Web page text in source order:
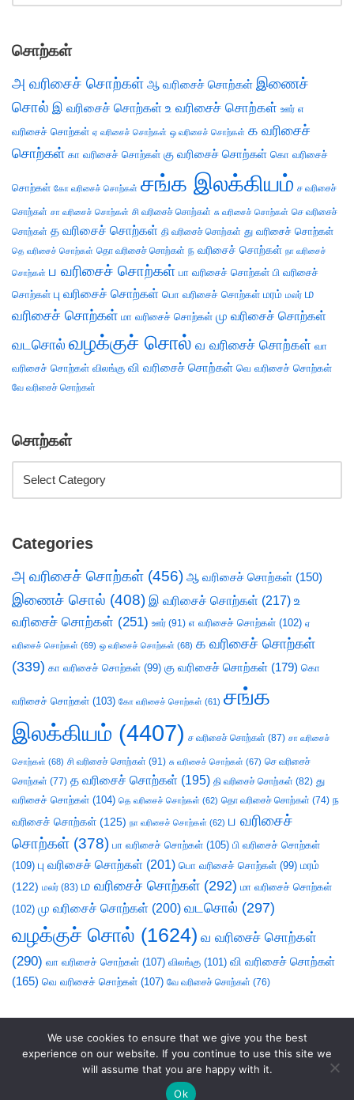
சொற்கள்
அ வரிசைச் சொற்கள் ஆ வரிசைச் சொற்கள் இணைச்
சொல் இ வரிசைச் சொற்கள் உ வரிசைச் சொற்கள் ஊர் எ
வரிசைச் சொற்கள் ஏ வரிசைச் சொற்கள் ஒ வரிசைச் சொற்கள் க வரிசைச்
சொற்கள் கா வரிசைச் சொற்கள் கு வரிசைச் சொற்கள் கொ வரிசைச்
சொற்கள் கோ வரிசைச் சொற்கள் சங்க இலக்கியம் ச வரிசைச்
சொற்கள் சா வரிசைச் சொற்கள் சி வரிசைச் சொற்கள் சு வரிசைச் சொற்கள் செ வரிசைச்
சொற்கள் த வரிசைச் சொற்கள் தி வரிசைச் சொற்கள் து வரிசைச் சொற்கள்
தெ வரிசைச் சொற்கள் தொ வரிசைச் சொற்கள் ந வரிசைச் சொற்கள் நா வரிசைச்
சொற்கள் ப வரிசைச் சொற்கள் பா வரிசைச் சொற்கள் பி வரிசைச்
சொற்கள் பு வரிசைச் சொற்கள் பொ வரிசைச் சொற்கள் மரம் மலர் ம
வரிசைச் சொற்கள் மா வரிசைச் சொற்கள் மு வரிசைச் சொற்கள்
வடசொல் வழக்குச் சொல் வ வரிசைச் சொற்கள் வா
வரிசைச் சொற்கள் விலங்கு வி வரிசைச் சொற்கள் வெ வரிசைச் சொற்கள்
வே வரிசைச் சொற்கள்
சொற்கள்
Categories
அ வரிசைச் சொற்கள் (456) ஆ வரிசைச் சொற்கள் (150)
இணைச் சொல் (408) இ வரிசைச் சொற்கள் (217) உ
வரிசைச் சொற்கள் (251) ஊர் (91) எ வரிசைச் சொற்கள் (102) ஏ
வரிசைச் சொற்கள் (69) ஒ வரிசைச் சொற்கள் (68) க வரிசைச் சொற்கள்
(339) கா வரிசைச் சொற்கள் (99) கு வரிசைச் சொற்கள் (179) கொ
வரிசைச் சொற்கள் (103) கோ வரிசைச் சொற்கள் (61) சங்க
இலக்கியம் (4407) ச வரிசைச் சொற்கள் (87) சா வரிசைச்
சொற்கள் (68) சி வரிசைச் சொற்கள் (91) சு வரிசைச் சொற்கள் (67) செ வரிசைச்
சொற்கள் (77) த வரிசைச் சொற்கள் (195) தி வரிசைச் சொற்கள் (82) து
வரிசைச் சொற்கள் (104) தெ வரிசைச் சொற்கள் (62) தொ வரிசைச் சொற்கள் (74) ந
வரிசைச் சொற்கள் (125) நா வரிசைச் சொற்கள் (62) ப வரிசைச்
சொற்கள் (378) பா வரிசைச் சொற்கள் (105) பி வரிசைச் சொற்கள்
(109) பு வரிசைச் சொற்கள் (201) பொ வரிசைச் சொற்கள் (99) மரம்
(122) மலர் (83) ம வரிசைச் சொற்கள் (292) மா வரிசைச் சொற்கள்
(102) மு வரிசைச் சொற்கள் (200) வடசொல் (297)
வழக்குச் சொல் (1624) வ வரிசைச் சொற்கள்
(290) வா வரிசைச் சொற்கள் (107) விலங்கு (101) வி வரிசைச் சொற்கள்
(165) வெ வரிசைச் சொற்கள் (107) வே வரிசைச் சொற்கள் (76)
We use cookies to ensure that we give you the best
experience on our website. If you continue to use this site we
will assume that you are happy with it.
Ok